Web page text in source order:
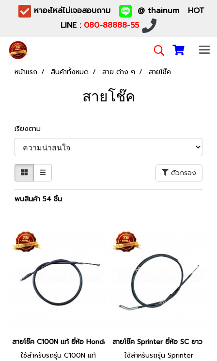
หาอะไหล่ไม่เจอสอบถาม
@ thainum HOT
LINE : 080-88888-55
หน้าแรก สินค้าทั้งหมด สาย ต่าง ๆ สายโช๊ค
สายโช๊ค
เรียงตาม
ตัวกรอง
พบสินค้า 54 ชิ้น
สายโช๊ค C100N แท้ ยี่ห้อ Honda ยาว 25 นิ้ว
ใช้สำหรับรถรุ่น C100N แท้
สายโช๊ค Sprinter ยี่ห้อ SC ยาว 28
ใช้สำหรับรถรุ่น Sprinter